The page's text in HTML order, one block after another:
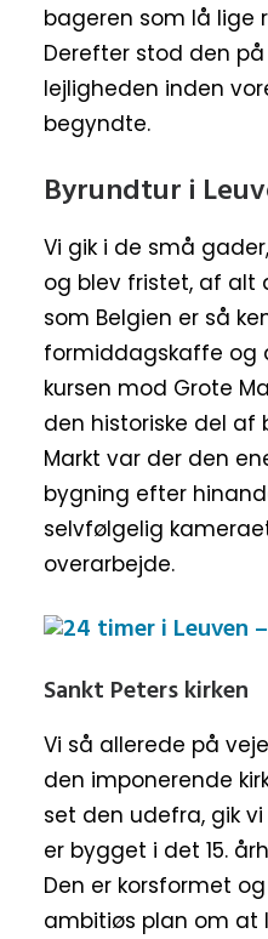
bageren som lå lige
Derefter stod den
lejligheden inden
begyndte.
Byrundtur i
Vi gik i de små
og blev fristet, af alt
som Belgien er så
formiddagskaffe og
kursen mod Grote
den historiske del af
Markt var der den
bygning efter
selvfølgelig
overarbejde.
Sankt Peters kirken
Vi så allerede på
den imponerende
set den udefra, gik
er bygget i det 15.
Den er korsformet
ambitiøs plan om at